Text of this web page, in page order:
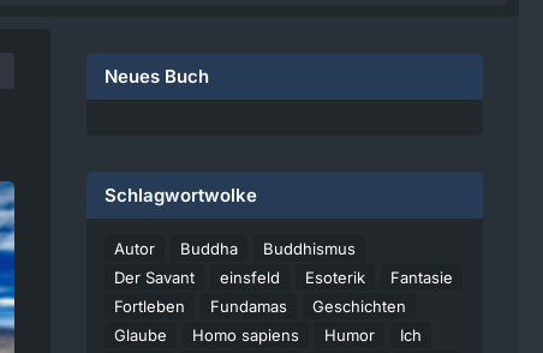
Neues Buch
Schlagwortwolke
Autor Buddha
Buddhismus
Der Savant
einsfeld Esoterik
Fantasie
Fortleben
Fundamas
Geschichten
Glaube
Homo sapiens Humor
Ich